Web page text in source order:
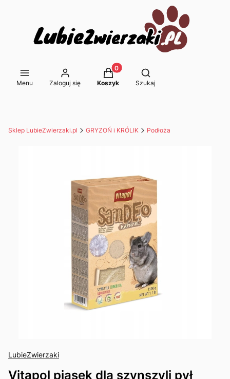
Menu Zaloguj się
Produkty w koszyku: 0. Zobacz
Koszyk
Otwórz wyszukiwarkę
Szukaj
Sklep LubieZwierzaki.pl GRYZOŃ i KRÓLIK Podłoża
LubieZwierzaki
Vitapol piasek dla szynszyli pył